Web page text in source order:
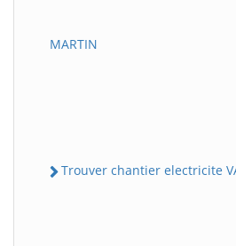
MARTIN
Trouver chantier electricite